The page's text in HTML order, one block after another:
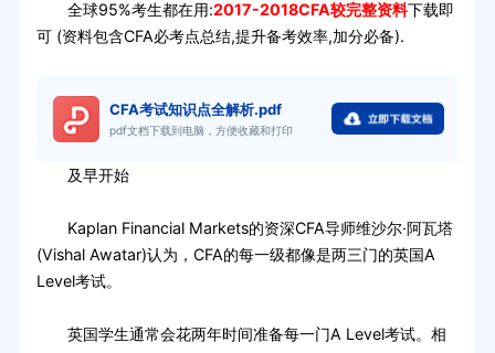
全球95%考生都在用:2017-2018CFA较完整资料下载即
可 (资料包含CFA必考点总结,提升备考效率,加分必备).
CFA考试知识点全解析.pdf
pdf文档下载到电脑，方便收藏和打印
及早开始
Kaplan Financial Markets的资深CFA导师维沙尔·阿瓦塔
(Vishal Awatar)认为，CFA的每一级都像是两三门的英国A
Level考试。
英国学生通常会花两年时间准备每一门A Level考试。相